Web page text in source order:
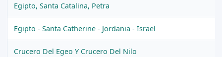
Egipto, Santa Catalina, Petra
Egipto - Santa Catherine - Jordania - Israel
Crucero Del Egeo Y Crucero Del Nilo